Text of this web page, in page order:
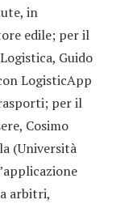
in
edile; per il
Guido
LogisticApp
per il
Cosimo
(Università
arbitri,